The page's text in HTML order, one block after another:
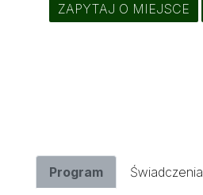
ZAPYTAJ O MIEJSCE
Program Świadczenia